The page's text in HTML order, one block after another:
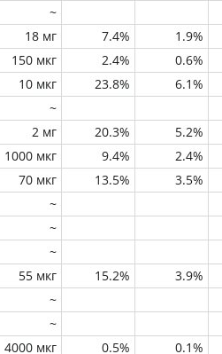
~
18 мг 7.4% 1.9%
150 мкг 2.4% 0.6%
10 мкг 23.8% 6.1%
~
2 мг 20.3% 5.2%
1000 мкг 9.4% 2.4%
70 мкг 13.5% 3.5%
~
~
~
55 мкг 15.2% 3.9%
~
~
4000 мкг 0.5% 0.1%